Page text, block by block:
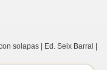
solapas | Ed. Seix Barral |